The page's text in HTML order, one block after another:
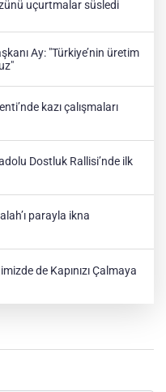
uçurtmalar süsledi
Ay: "Türkiye’nin üretim
kazı çalışmaları
Dostluk Rallisi’nde ilk
parayla ikna
de Kapınızı Çalmaya